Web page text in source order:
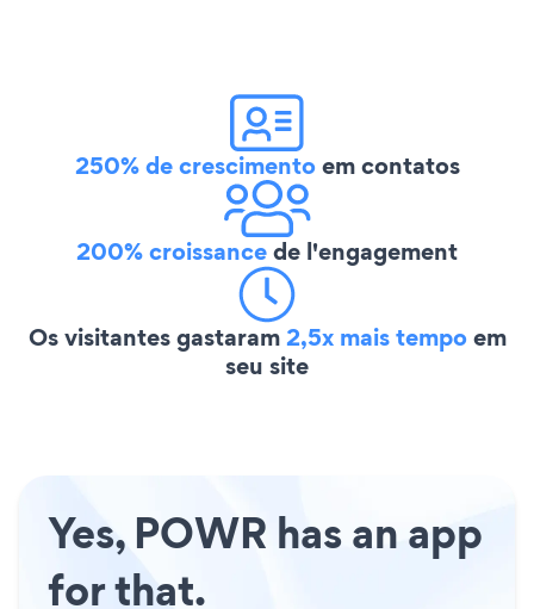
250% de crescimentoem contatos
200% croissancede l'engagement
Os visitantes gastaram2,5x mais tempoem
seu site
Yes, POWR has an app
for that.